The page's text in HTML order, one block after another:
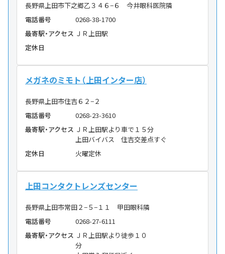
長野県上田市下之郷乙３４６−６ 今井眼科医院隣
電話番号
0268-38-1700
最寄駅・アクセス ＪＲ上田駅
定休日
メガネのミモト（上田インター店）
長野県上田市住吉６２−２
電話番号
0268-23-3610
最寄駅・アクセス ＪＲ上田駅より車で１５分
上田バイバス 住吉交差点すぐ
定休日
火曜定休
上田コンタクトレンズセンター
長野県上田市常田２−５−１１ 甲田眼科隣
電話番号
0268-27-6111
最寄駅・アクセス ＪＲ上田駅より徒歩１０
分